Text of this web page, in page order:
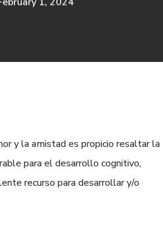
y la amistad es propicio resaltar la
para el desarrollo cognitivo,
recurso para desarrollar y/o